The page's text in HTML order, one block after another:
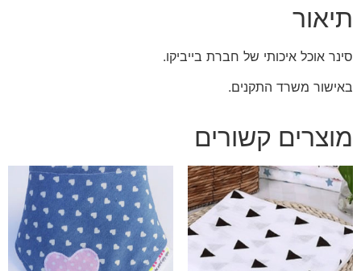
תיאור
סינר אוכל איכותי של חברת בייביקו.
באישור משרד התקנים.
מוצרים קשורים